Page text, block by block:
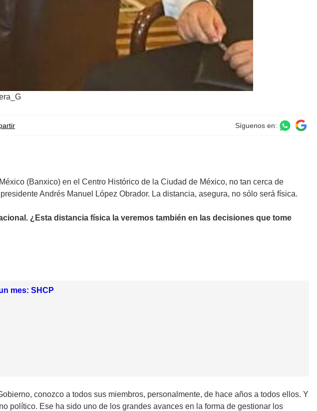
Síguenos en:
(Banxico) en el Centro Histórico de la Ciudad de México, no tan cerca de
Andrés Manuel López Obrador. La distancia, asegura, no sólo será física.
¿Esta distancia física la veremos también en las decisiones que tome
mes: SHCP
conozco a todos sus miembros, personalmente, de hace años a todos ellos. Y
político. Ese ha sido uno de los grandes avances en la forma de gestionar los